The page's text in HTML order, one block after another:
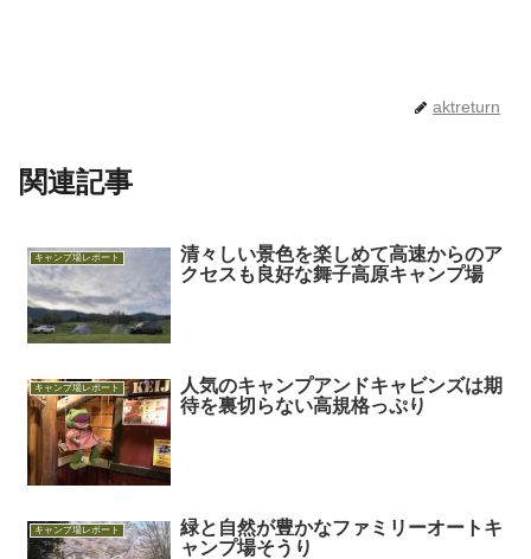
aktreturn
関連記事
キャンプ場レポート
清々しい景色を楽しめて高速からのア
クセスも良好な舞子高原キャンプ場
キャンプ場レポート
人気のキャンプアンドキャビンズは期
待を裏切らない高規格っぷり
キャンプ場レポート
緑と自然が豊かなファミリーオートキ
ャンプ場そうり